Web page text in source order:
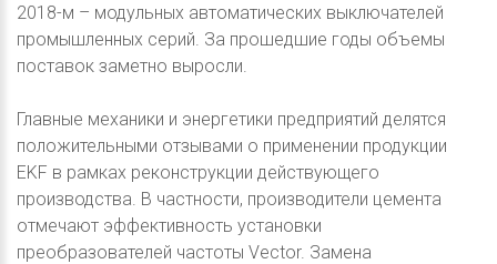
2018-м – модульных автоматических выключателей
промышленных серий. За прошедшие годы объемы
поставок заметно выросли.
Главные механики и энергетики предприятий делятся
положительными отзывами о применении продукции
EKF в рамках реконструкции действующего
производства. В частности, производители цемента
отмечают эффективность установки
преобразователей частоты Vector. Замена